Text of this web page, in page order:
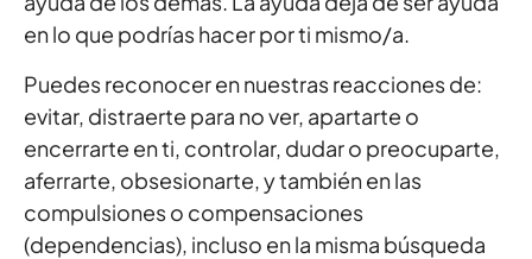
en lo que podrías hacer por ti mismo/a.
Puedes reconocer en nuestras reacciones de:
evitar, distraerte para no ver, apartarte o
encerrarte en ti, controlar, dudar o preocuparte,
aferrarte, obsesionarte, y también en las
compulsiones o compensaciones
(dependencias), incluso en la misma búsqueda